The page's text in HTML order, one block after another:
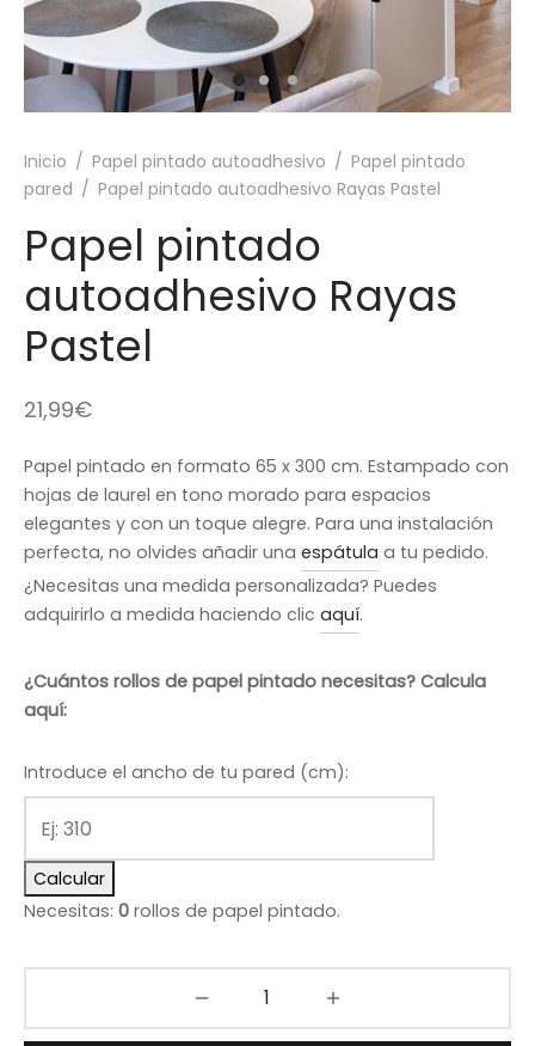
Inicio / Papel pintado autoadhesivo / Papel pintado
pared / Papel pintado autoadhesivo Rayas Pastel
Papel pintado
autoadhesivo Rayas
Pastel
21,99€
Papel pintado en formato 65 x 300 cm. Estampado con
hojas de laurel en tono morado para espacios
elegantes y con un toque alegre. Para una instalación
perfecta, no olvides añadir una espátula a tu pedido.
¿Necesitas una medida personalizada? Puedes
adquirirlo a medida haciendo clic aquí.
¿Cuántos rollos de papel pintado necesitas? Calcula
aquí:
Introduce el ancho de tu pared (cm):
Calcular
Necesitas: 0 rollos de papel pintado.
para suelo
infantiles
a medida
para pared a medida
de escritorio